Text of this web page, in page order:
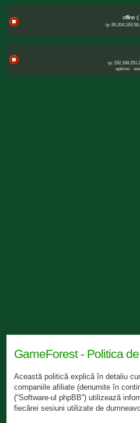
offline :(
ip:
ip:
uptime:
GameForest - Politica
Această politică explică în detaliu
companiile afiliate (denumite în
(“Software-ul phpBB”) utilizează
fiecărei sesiuni utilizate de